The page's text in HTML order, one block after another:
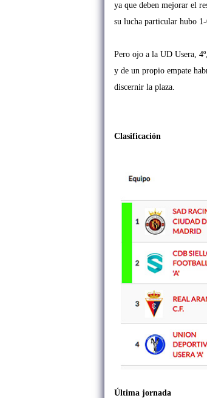
ya que deben mejorar el
su lucha particular hubo
Pero ojo a la UD Usera,
y de un propio empate
discernir la plaza.
Clasificación
Última jornada